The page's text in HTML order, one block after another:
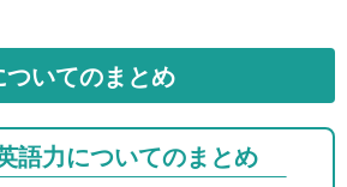
いてのまとめ
語力についてのまとめ